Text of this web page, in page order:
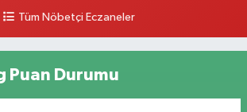
Tüm Nöbetçi Eczaneler
Puan Durumu